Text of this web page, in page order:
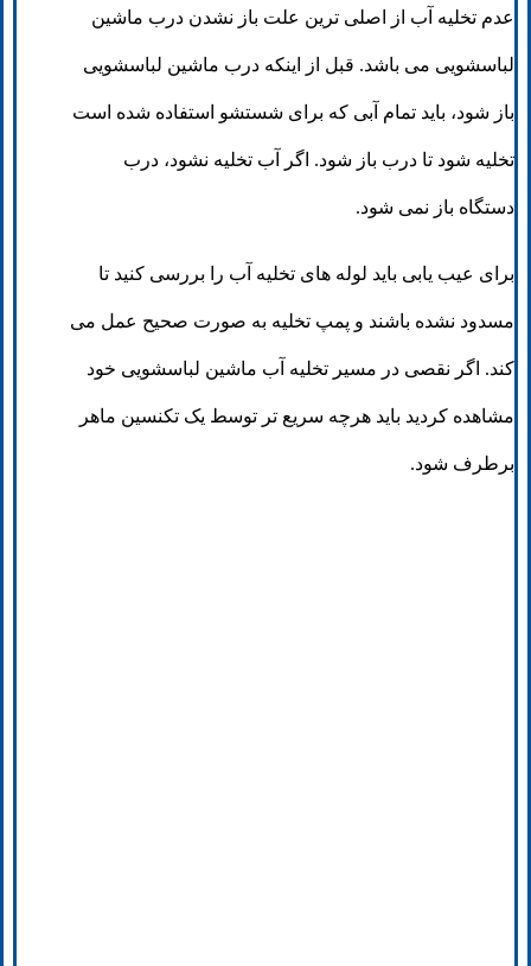
عدم تخلیه آب از اصلی ترین علت باز نشدن درب ماشین
لباسشویی می باشد. قبل از اینکه درب ماشین لباسشویی
باز شود، باید تمام آبی که برای شستشو استفاده شده است
تخلیه شود تا درب باز شود. اگر آب تخلیه نشود، درب
دستگاه باز نمی شود.
برای عیب یابی باید لوله های تخلیه آب را بررسی کنید تا
مسدود نشده باشند و پمپ تخلیه به صورت صحیح عمل می
کند. اگر نقصی در مسیر تخلیه آب ماشین لباسشویی خود
مشاهده کردید باید هرچه سریع تر توسط یک تکنسین ماهر
برطرف شود.